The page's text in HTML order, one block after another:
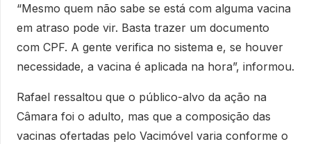
“Mesmo quem não sabe se está com alguma vacina
em atraso pode vir. Basta trazer um documento
com CPF. A gente verifica no sistema e, se houver
necessidade, a vacina é aplicada na hora”, informou.
Rafael ressaltou que o público-alvo da ação na
Câmara foi o adulto, mas que a composição das
vacinas ofertadas pelo Vacimóvel varia conforme o